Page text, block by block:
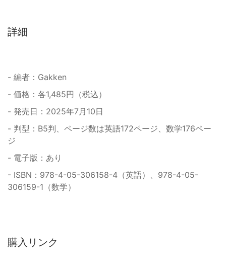
詳細
- 編者：Gakken
- 価格：各1,485円（税込）
- 発売日：2025年7月10日
- 判型：B5判、ページ数は英語172ページ、数学176ペー
ジ
- 電子版：あり
- ISBN：978-4-05-306158-4（英語）、978-4-05-
306159-1（数学）
購入リンク